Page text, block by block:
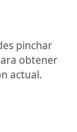
pinchar
obtener
actual.